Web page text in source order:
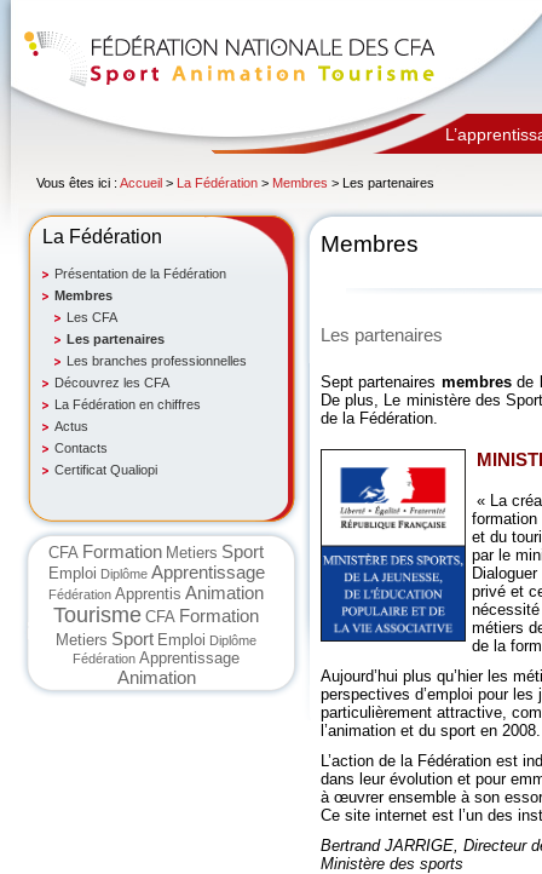
Vous êtes ici : Accueil > La Fédération > Membres > Les partenaires
La Fédération
Présentation de la Fédération
Membres
Les CFA
Les partenaires
Les branches professionnelles
Découvrez les CFA
La Fédération en chiffres
Actus
Contacts
Certificat Qualiopi
CFA Formation Metiers Sport
Emploi Diplôme Apprentissage
Fédération Apprentis Animation
Tourisme CFA Formation
Metiers Sport Emploi Diplôme
Fédération Apprentissage
Animation
Membres
Les partenaires
Sept partenaires membresde
De plus, Le ministère des
de la Fédération.
« La
formation
et du
par le
privé et
métiers
de la
Aujourd’hui plus qu’hier les
perspectives d’emploi pour les
particulièrement attractive,
l’animation et du sport en 2008.
L’action de la Fédération est
dans leur évolution et pour
à œuvrer ensemble à son
Ce site internet est l’un des
Bertrand JARRIGE, Directeur
Ministère des sports